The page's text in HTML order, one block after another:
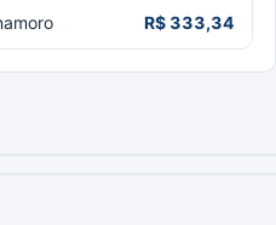
R$ 333,34